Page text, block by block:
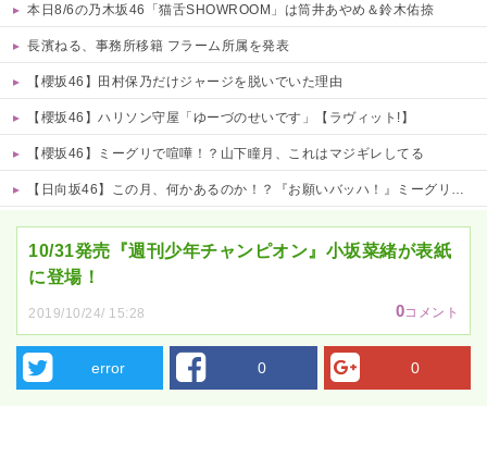
本日8/6の乃木坂46「猫舌SHOWROOM」は筒井あやめ＆鈴木佑捺
長濱ねる、事務所移籍 フラーム所属を発表
【櫻坂46】田村保乃だけジャージを脱いでいた理由
【櫻坂46】ハリソン守屋「ゆーづのせいです」【ラヴィット!】
【櫻坂46】ミーグリで喧嘩！？山下瞳月、これはマジギレしてる
【日向坂46】この月、何かあるのか！？『お願いバッハ！』ミーグリ日程がこちら
10/31発売『週刊少年チャンピオン』小坂菜緒が表紙
に登場！
2019/10/24/ 15:28 0コメント
error 0 0